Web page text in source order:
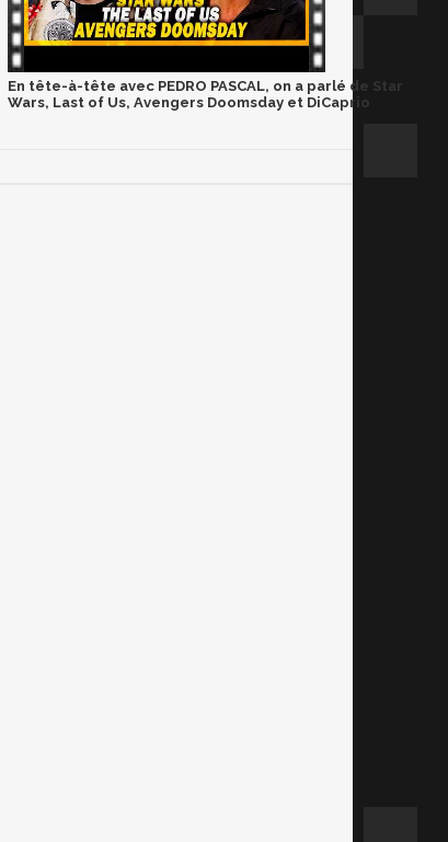
En tête-à-tête avec PEDRO PASCAL, on a parlé de Star
Wars, Last of Us, Avengers Doomsday et DiCaprio